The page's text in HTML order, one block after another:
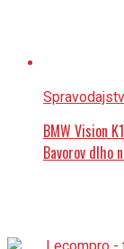
BMW Vision
Bavorov dlho